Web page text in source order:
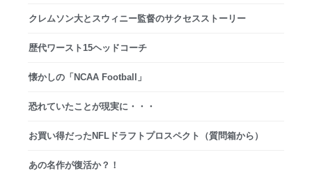
クレムソン大とスウィニー監督のサクセスストーリー
歴代ワースト15ヘッドコーチ
懐かしの「NCAA Football」
恐れていたことが現実に・・・
お買い得だったNFLドラフトプロスペクト（質問箱から）
あの名作が復活か？！